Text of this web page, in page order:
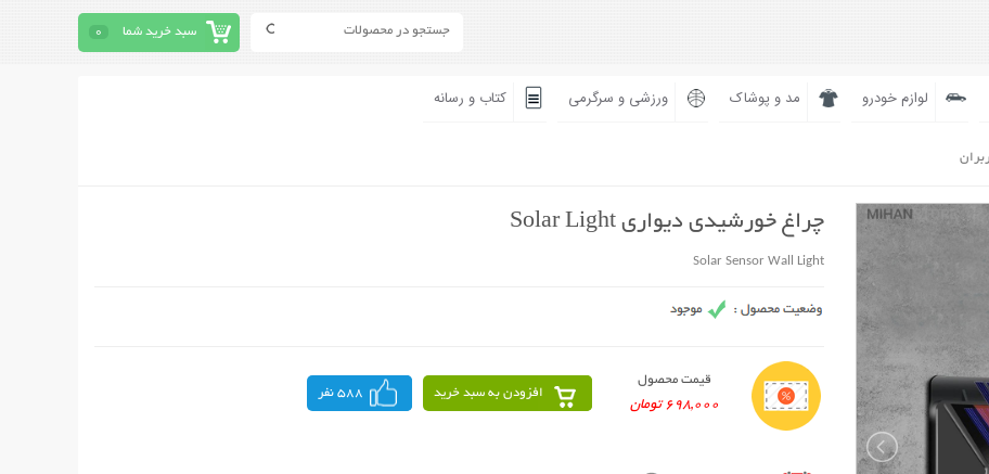
سبد خرید شما 0
لوازم خودرو مد و پوشاک ورزشی و سرگرمی کتاب و رسانه
چراغ خورشیدی دیواری Solar Light
Solar Sensor Wall Light
قیمت محصول
698,000 تومان
افزودن به سبد خرید 588 نفر